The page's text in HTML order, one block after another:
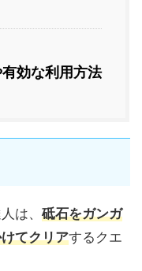
効な利用方法
は、 砥石をガンガ
てクリアするクエ